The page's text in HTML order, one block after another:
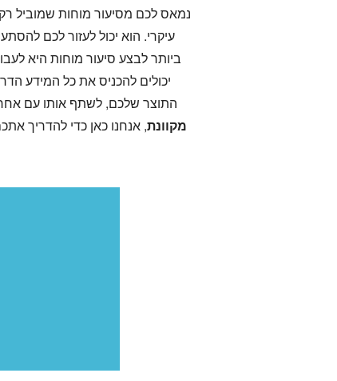
נמאס לכם מסיעור מוחות שמוביל
עיקרי. הוא יכול לעזור לכם
ביותר לבצע סיעור מוחות היא
יכולים להכניס את כל המידע
התוצר שלכם, לשתף אותו עם
מקוונת, אנחנו כאן כדי להדריך